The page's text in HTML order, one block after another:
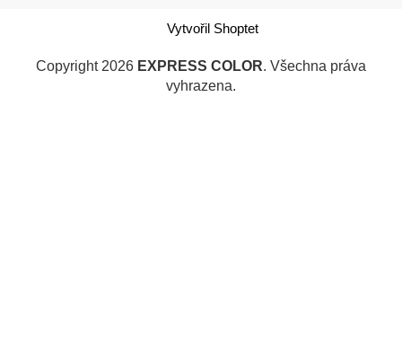
Vytvořil Shoptet
Copyright 2026 EXPRESS COLOR. Všechna práva
vyhrazena.